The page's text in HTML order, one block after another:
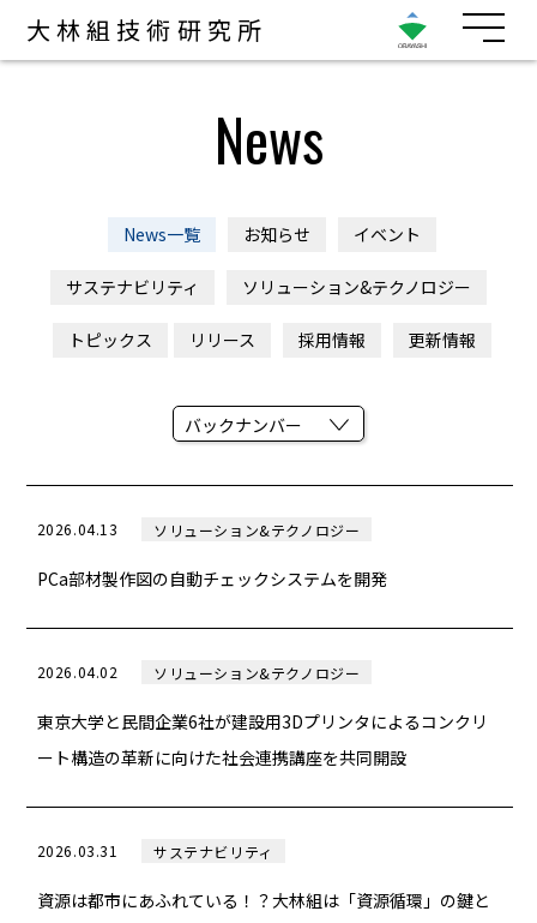
大林組技術研究所
News
News一覧 お知らせ イベント
サステナビリティ ソリューション&テクノロジー
トピックス リリース 採用情報 更新情報
2026.04.13 ソリューション&テクノロジー
PCa部材製作図の自動チェックシステムを開発
2026.04.02 ソリューション&テクノロジー
東京大学と民間企業6社が建設用3Dプリンタによるコンクリ
ート構造の革新に向けた社会連携講座を共同開設
2026.03.31 サステナビリティ
資源は都市にあふれている！？大林組は「資源循環」の鍵と